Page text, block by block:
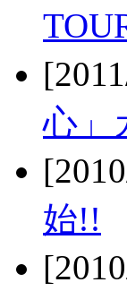
心」
始!!